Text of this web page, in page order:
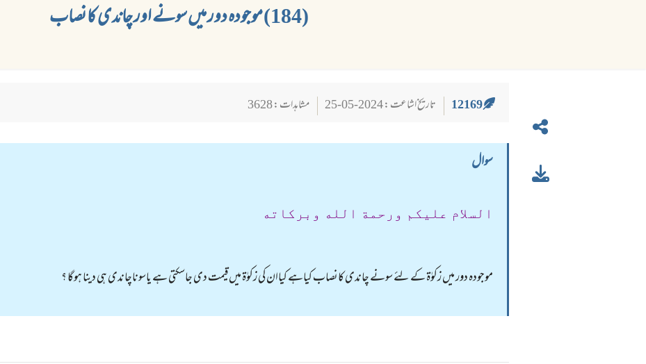
(184) موجودہ دور میں سونے اور چاندی کا نصاب
12169 تاریخ اشاعت : 2024-05-25 مشاہدات : 3628
سوال
السلام عليكم ورحمة الله وبركاته
موجودہ دور میں زکوٰۃ کے لئے سونے چاندی کانصاب کیاہے کیاان کی زکوٰۃ میں قیمت دی جاسکتی ہے یاسوناچاندی ہی دینا ہوگا ؟